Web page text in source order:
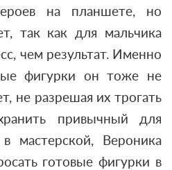
на планшете, но
так как для мальчика
чем результат. Именно
фигурки он тоже не
не разрешая их трогать
привычный для
мастерской, Вероника
готовые фигурки в